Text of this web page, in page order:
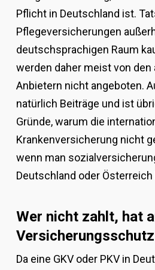
Pflicht in Deutschland ist.
Pflegeversicherungen
deutschsprachigen Raum
werden daher meist von den
Anbietern nicht angeboten.
natürlich Beiträge und ist
Gründe, warum die
Krankenversicherung nicht
wenn man
Deutschland oder Österreich
Wer nicht zahlt, hat
Versicherungsschutz
Da eine GKV oder PKV in